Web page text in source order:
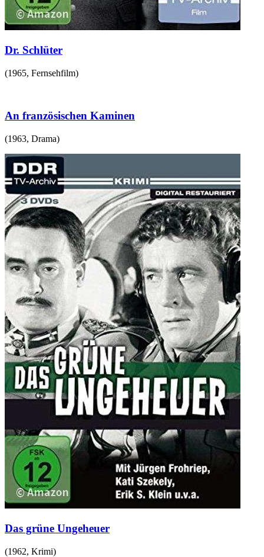
Dr. Schlüter
(1965, Fernsehfilm)
An französischen Kaminen
(1963, Drama)
Das grüne Ungeheuer
(1962, Krimi)